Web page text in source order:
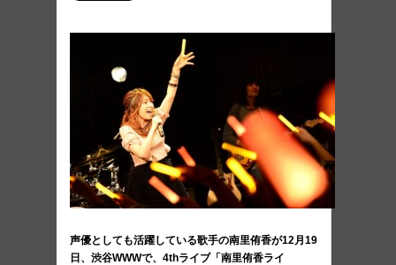
声優としても活躍している歌手の南里侑香が12月19
日、渋谷WWWで、4thライブ「南里侑香ライ